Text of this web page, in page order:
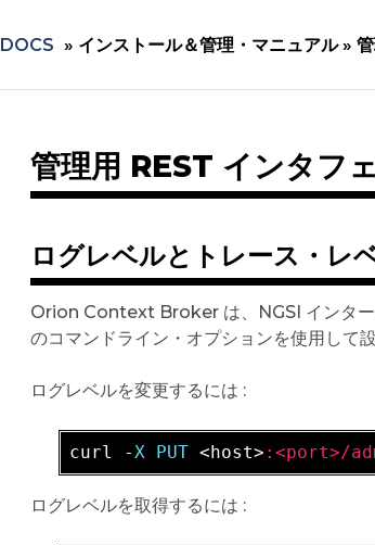
DOCS » インストール＆管理・マニュアル »
管理用 REST インタフ
ログレベルとトレース・レ
Orion Context Broker は、NGSI インター
のコマンドライン・オプションを使用して
ログレベルを変更するには :
curl -X PUT <host> :<port>/
ログレベルを取得するには :